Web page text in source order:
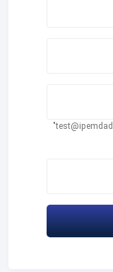
در صورتی که ایمیل ندارید، لطفاً ایمیل "test@ipemdad.com"